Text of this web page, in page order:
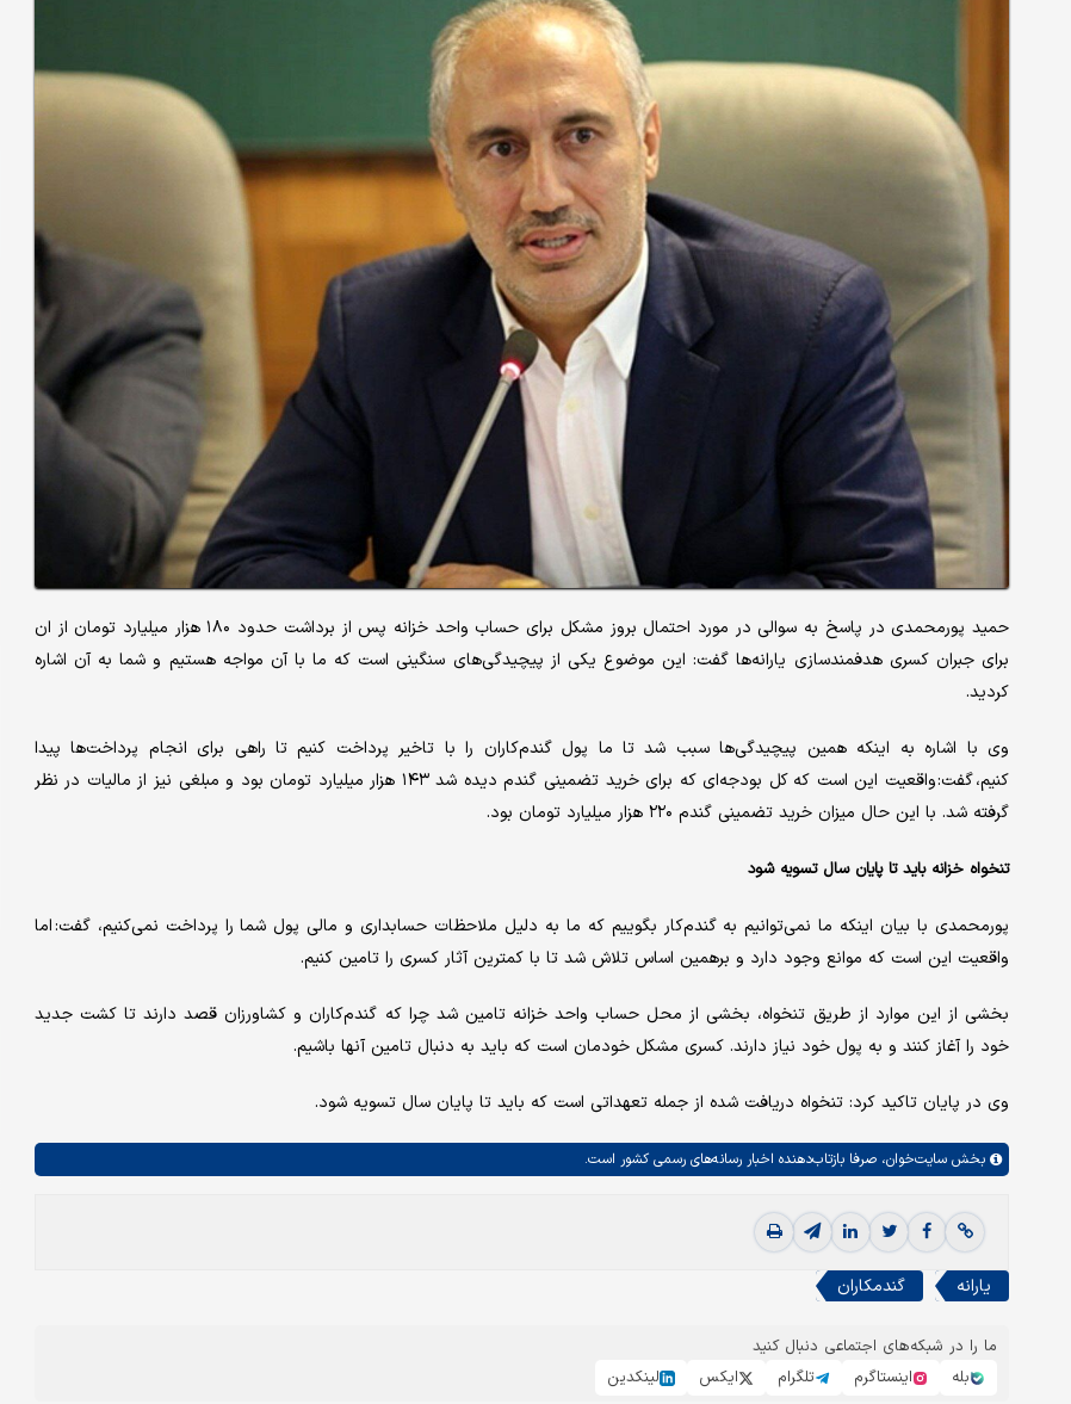
حمید پورمحمدی در پاسخ به سوالی در مورد احتمال بروز مشکل برای حساب واحد خزانه پس از برداشت حدود ۱۸۰ هزار میلیارد تومان از ان
برای جبران کسری هدفمندسازی یارانه‌ها گفت: این موضوع یکی از پیچیدگی‌های سنگینی است که ما با آن مواجه هستیم و شما به آن اشاره
کردید.
وی با اشاره به اینکه همین پیچیدگی‌ها سبب شد تا ما پول گندم‌کاران را با تاخیر پرداخت کنیم تا راهی برای انجام پرداخت‌ها پیدا
کنیم، گفت: واقعیت این است که کل بودجه‌ای که برای خرید تضمینی گندم دیده شد ۱۴۳ هزار میلیارد تومان بود و مبلغی نیز از مالیات در نظر
گرفته شد. با این حال میزان خرید تضمینی گندم ۲۲۰ هزار میلیارد تومان بود.
تنخواه خزانه باید تا پایان سال تسویه شود
پورمحمدی با بیان اینکه ما نمی‌توانیم به گندم‌کار بگوییم که ما به دلیل ملاحظات حسابداری و مالی پول شما را پرداخت نمی‌کنیم، گفت: اما
واقعیت این است که موانع وجود دارد و برهمین اساس تلاش شد تا با کمترین آثار کسری را تامین کنیم.
بخشی از این موارد از طریق تنخواه، بخشی از محل حساب واحد خزانه تامین شد چرا که گندم‌کاران و کشاورزان قصد دارند تا کشت جدید
خود را آغاز کنند و به پول خود نیاز دارند. کسری مشکل خودمان است که باید به دنبال تامین آنها باشیم.
وی در پایان تاکید کرد: تنخواه دریافت شده از جمله تعهداتی است که باید تا پایان سال تسویه شود.
بخش سایت‌خوان، صرفا بازتاب‌دهنده اخبار رسانه‌های رسمی کشور است.
یارانه گندمکاران
ما را در شبکه‌های اجتماعی دنبال کنید
بله
اینستاگرم تلگرام ایکس لینکدین